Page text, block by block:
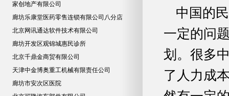
中国的
一定的问
划。很多
了人力成
家创地产有限公司
廊坊乐康堂医药零售连锁有限公司八分店
北京网讯通达软件技术有限公司
廊坊开发区观锦城惠民诊所
北京千鼎金商贸有限公司
天津中金博奥重工机械有限责任公司
廊坊市安次区医院